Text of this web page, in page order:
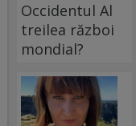
Occidentul Al
treilea război
mondial?